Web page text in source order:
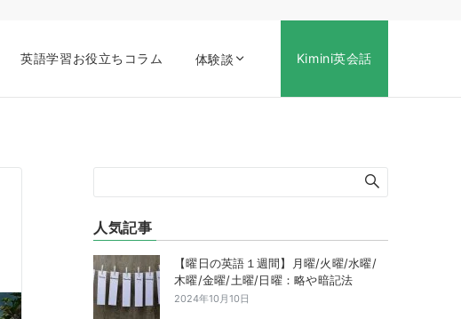
英語学習お役立ちコラム 体験談 Kimini英会話
人気記事
【曜日の英語１週間】月曜/火曜/水曜/
木曜/金曜/土曜/日曜：略や暗記法
2024年10月10日